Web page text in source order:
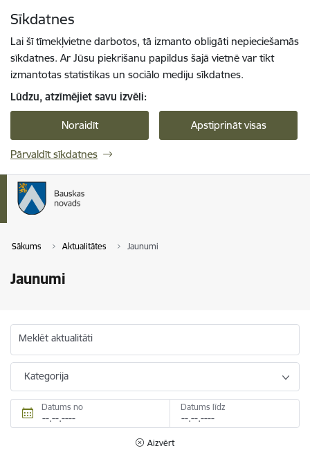
Sīkdatnes
Lai šī tīmekļvietne darbotos, tā izmanto obligāti nepieciešamās
sīkdatnes. Ar Jūsu piekrišanu papildus šajā vietnē var tikt
izmantotas statistikas un sociālo mediju sīkdatnes.
Lūdzu, atzīmējiet savu izvēli:
Noraidīt Apstiprināt visas
Pārvaldīt sīkdatnes
Sākums Aktualitātes Jaunumi
Jaunumi
Meklēt aktualitāti
Kategorija
Datums no Datums līdz
Aizvērt